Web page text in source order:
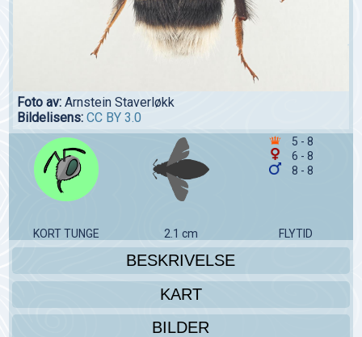
Foto av: Arnstein Staverløkk
Bildelisens: CC BY 3.0
5 - 8
6 - 8
8 - 8
KORT TUNGE 2.1 cm FLYTID
BESKRIVELSE
KART
BILDER